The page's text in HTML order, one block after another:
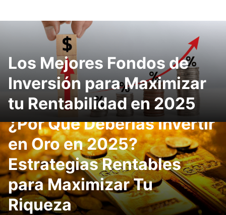
Los Mejores Fondos de
Inversión para Maximizar
tu Rentabilidad en 2025
¿Por Qué Deberías Invertir
en Oro en 2025?
Estrategias Rentables
para Maximizar Tu
Riqueza